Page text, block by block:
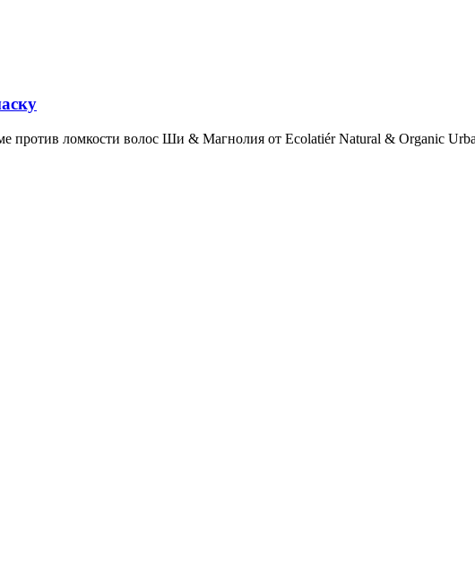
против ломкости волос Ши & Магнолия от Ecolatiér Natural & Organic